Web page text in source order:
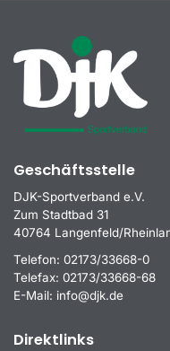
Geschäftsstelle
DJK-Sportverband e.V.
Zum Stadtbad 31
40764 Langenfeld/
Telefon: 02173/33668-0
Telefax: 02173/33668-68
E-Mail: info@djk.de
Direktlinks